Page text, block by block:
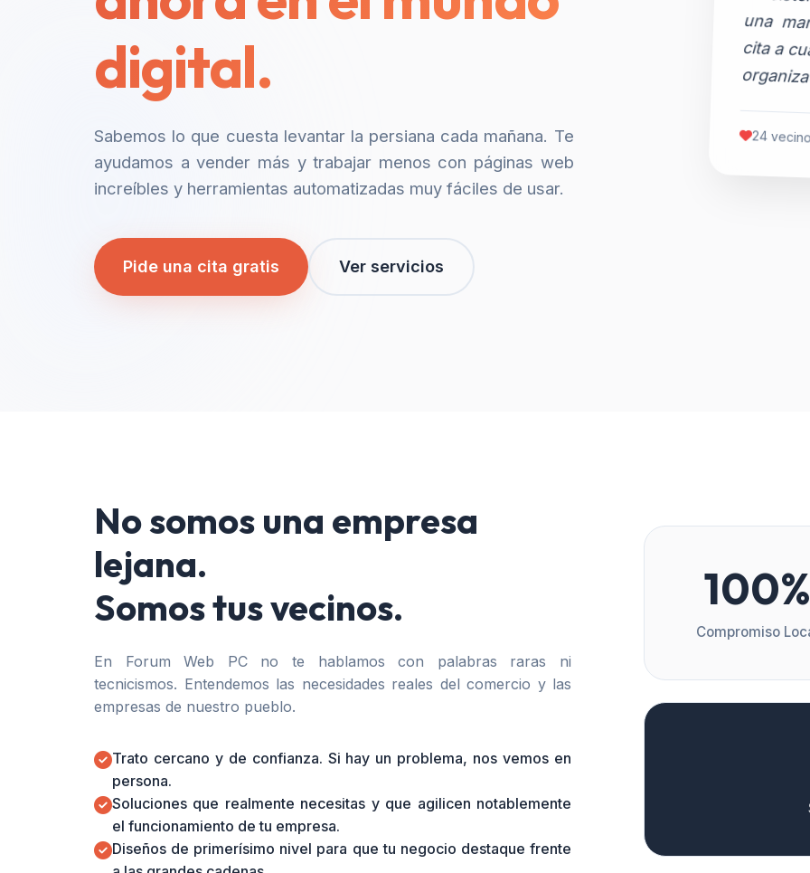
digital.
Sabemos lo que cuesta levantar la persiana cada mañana. Te
ayudamos a vender más y trabajar menos con páginas web
increíbles y herramientas automatizadas muy fáciles de usar.
Pide una cita gratis Ver servicios
24
No somos una empresa
lejana.
Somos tus vecinos.
En Forum Web PC no te hablamos con palabras raras ni
tecnicismos. Entendemos las necesidades reales del comercio y las
empresas de nuestro pueblo.
Trato cercano y de confianza. Si hay un problema, nos vemos en
persona.
Soluciones que realmente necesitas y que agilicen notablemente
el funcionamiento de tu empresa.
Diseños de primerísimo nivel para que tu negocio destaque frente
100%
Compromiso